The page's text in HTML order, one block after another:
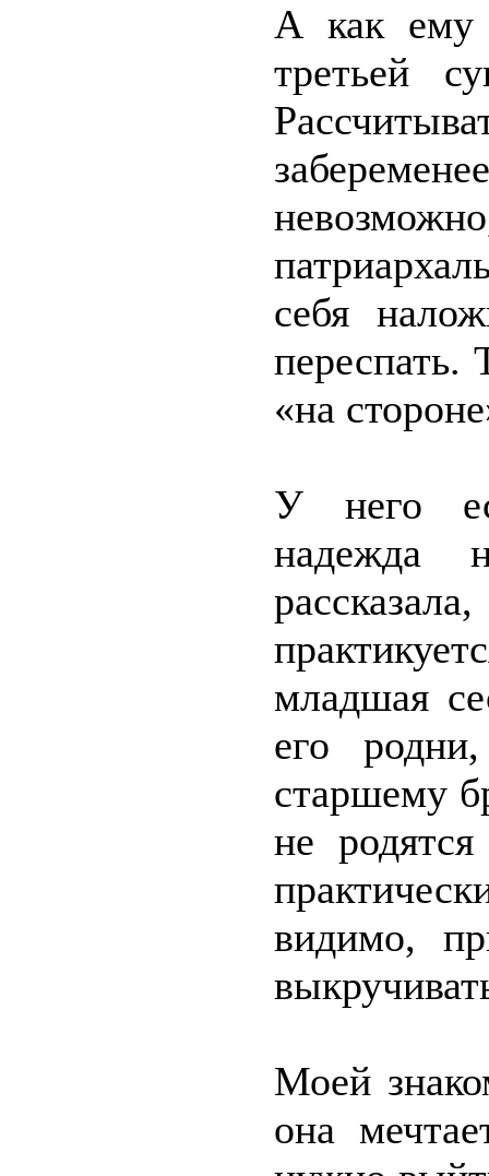
А как ему
третьей
себя
переспать.
«на
У него
надежда
младшая
его
старшему
не
видимо,
Моей
она